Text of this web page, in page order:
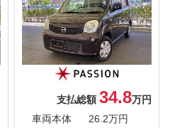
支払総額 34.8万円
車両本体
26.2万円